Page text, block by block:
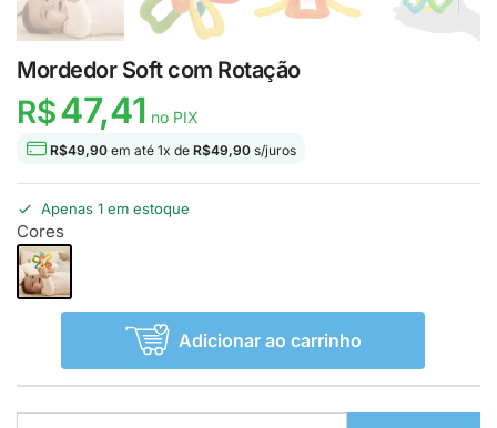
Mordedor Soft com Rotação
R$47,41 no PIX
R$49,90 em até 1x de R$49,90 s/juros
Apenas 1 em estoque
Cores
Adicionar ao carrinho